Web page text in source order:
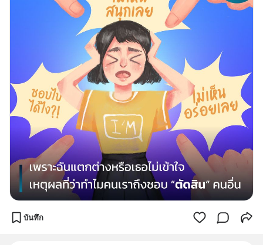
บันทึก